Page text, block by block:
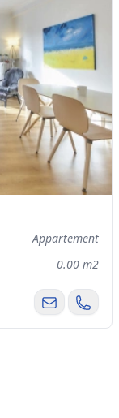
Appartement
0.00 m2